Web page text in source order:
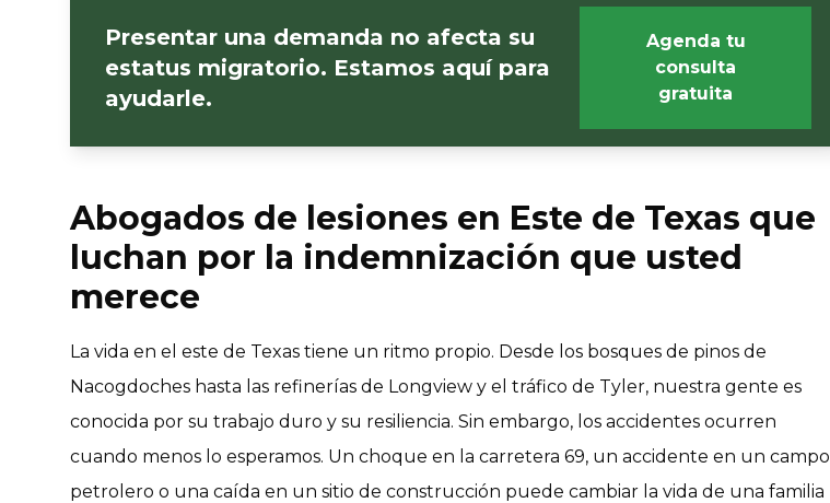
Presentar una demanda no afecta su
estatus migratorio. Estamos aquí para
ayudarle.
Agenda tu
consulta
gratuita
Abogados de lesiones en Este de Texas que
luchan por la indemnización que usted
merece
La vida en el este de Texas tiene un ritmo propio. Desde los bosques de pinos de
Nacogdoches hasta las refinerías de Longview y el tráfico de Tyler, nuestra gente es
conocida por su trabajo duro y su resiliencia. Sin embargo, los accidentes ocurren
cuando menos lo esperamos. Un choque en la carretera 69, un accidente en un campo
petrolero o una caída en un sitio de construcción puede cambiar la vida de una familia